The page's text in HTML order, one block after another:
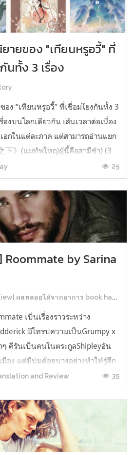
ายของ "เทียนหรูอวี้" ที่
นทั้ง 3 เรื่อง
อง “เทียนหรูอวี้” ที่เชื่อมโยงกันทั้ง 3
องบนโลกเดียวกัน เส้นเวลาต่อเนื่อง
อกในแต่ละภาค แต่สามารถอ่านแยก
下》(แม่ทัพใหญ่ผู้นี้คือสามีข้า) (3
องที่เกิดก่อน เล่าเรื่องของ ฝูถิง กับ
ต่งงานกันก่อนจะใช้ชีวิตห่างไกล
25
Roommate by Sarina
อยได้จากอาการ book hangover หลังอ่านสารพัน MM Romance
เป็นเรื่องราวระหว่าง
มีโทรปความเป็นGrumpy x
ๆ คีรันเป็นคนในตระกูลShipleyอัน
มือง แต่มีปมด้อยบางอย่างทำให้รู้สึก
ากกว่าตัวเองเสมอ จึงดิ้นรนอยาก
ยวเพื่อให้หลุดจากอิทธิพลของที่
มความฝันการเป็นกราฟฟิ...
and Review 35